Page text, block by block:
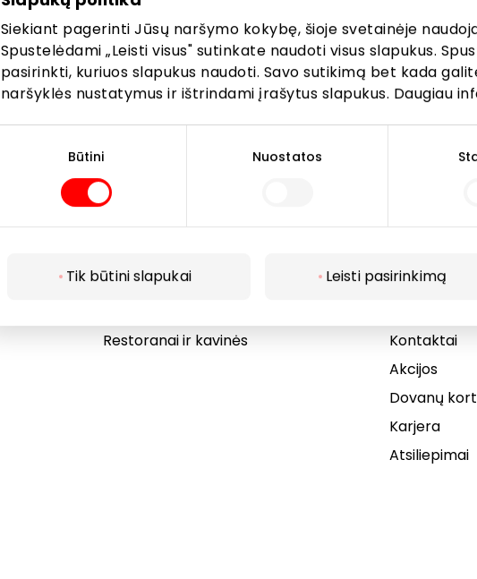
Siekiant pagerinti Jūsų naršymo kokybę, šioje svetainėje
Spustelėdami „Leisti visus" sutinkate naudoti visus slapukus.
pasirinkti, kuriuos slapukus naudoti. Savo sutikimą bet kada
naršyklės nustatymus ir ištrindami įrašytus slapukus. Daugiau
Būtini Nuostatos
Tik būtini slapukai Leisti pasirinkimą
ar paslaugų teikimo vietoje. Visais klausimais,
nuolaidomis bei vykstančiomis akcijomis,
atitinkamą parduotuvę ar paslaugų teikimo
Parduotuvės
Restoranai ir kavinės
PC planas
Kontaktai
Akcijos
Dovanų
Karjera
Atsiliepimai